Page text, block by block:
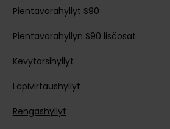
Pientavarahyllyt S90
Pientavarahyllyn S90 lisäosat
Kevytorsihyllyt
Läpivirtaushyllyt
Rengashyllyt